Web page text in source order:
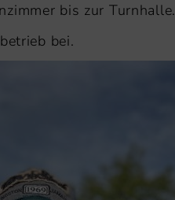
bis zur Turnhalle.
bei.